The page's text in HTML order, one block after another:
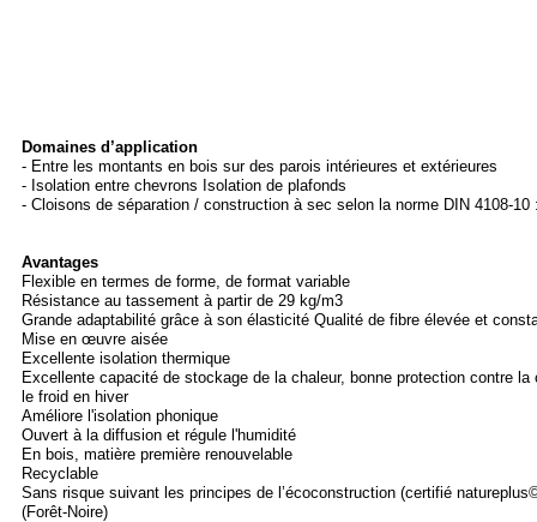
Domaines d’application
- Entre les montants en bois sur des parois intérieures et extérieures
- Isolation entre chevrons Isolation de plafonds
- Cloisons de séparation / construction à sec selon la norme DIN 4108-10
Avantages
Flexible en termes de forme, de format variable
Résistance au tassement à partir de 29 kg/m3
Grande adaptabilité grâce à son élasticité Qualité de fibre élevée et
Mise en œuvre aisée
Excellente isolation thermique
Excellente capacité de stockage de la chaleur, bonne protection contre la
le froid en hiver
Améliore l'isolation phonique
Ouvert à la diffusion et régule l'humidité
En bois, matière première renouvelable
Recyclable
Sans risque suivant les principes de l’écoconstruction (certifié
(Forêt-Noire)